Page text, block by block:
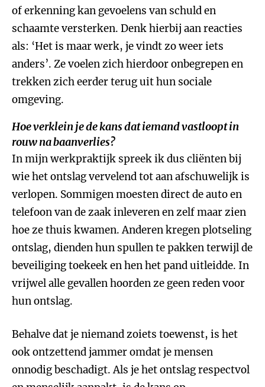
of erkenning kan gevoelens van schuld en
schaamte versterken. Denk hierbij aan reacties
als: ‘Het is maar werk, je vindt zo weer iets
anders’. Ze voelen zich hierdoor onbegrepen en
trekken zich eerder terug uit hun sociale
omgeving.
Hoe verklein je de kans dat iemand vastloopt in
rouw na baanverlies?
In mijn werkpraktijk spreek ik dus cliënten bij
wie het ontslag vervelend tot aan afschuwelijk is
verlopen. Sommigen moesten direct de auto en
telefoon van de zaak inleveren en zelf maar zien
hoe ze thuis kwamen. Anderen kregen plotseling
ontslag, dienden hun spullen te pakken terwijl de
beveiliging toekeek en hen het pand uitleidde. In
vrijwel alle gevallen hoorden ze geen reden voor
hun ontslag.
Behalve dat je niemand zoiets toewenst, is het
ook ontzettend jammer omdat je mensen
onnodig beschadigt. Als je het ontslag respectvol